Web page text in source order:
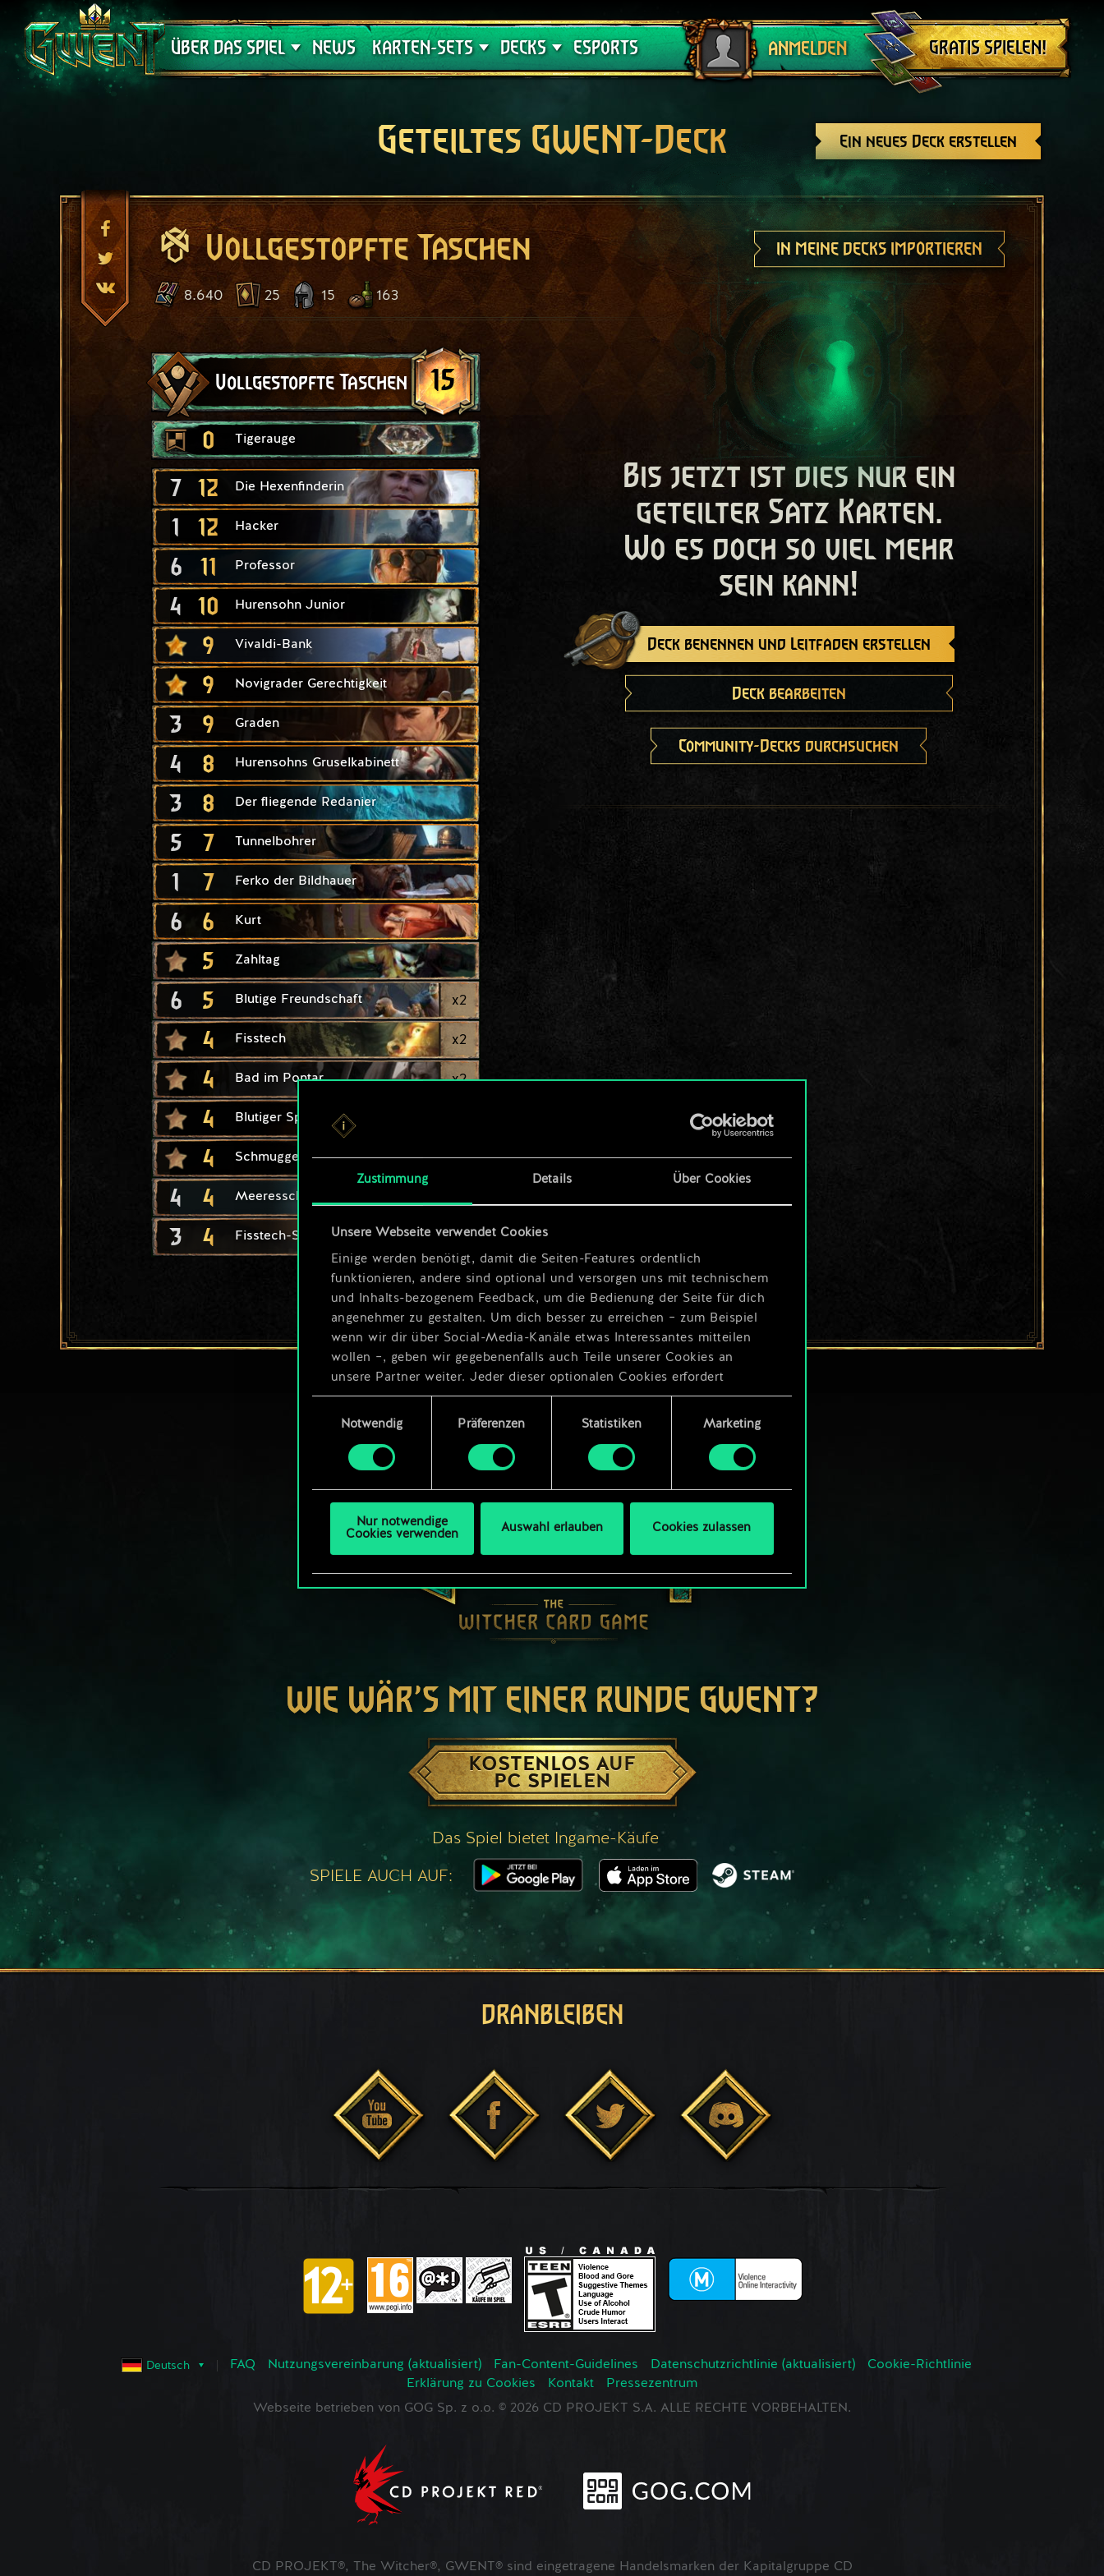
Zustimmung Details Über Cookies
Unsere Webseite verwendet Cookies
Einige werden benötigt, damit die Seiten-Features ordentlich
funktionieren, andere sind optional und versorgen uns mit technischem
und Inhalts-bezogenem Feedback, um die Bedienung der Seite für dich
angenehmer zu gestalten. Um dich besser zu erreichen – zum Beispiel
wenn wir dir über Social-Media-Kanäle etwas Interessantes mitteilen
wollen –, geben wir gegebenenfalls auch Teile unserer Cookies an
unsere Partner weiter. Jeder dieser optionalen Cookies erfordert
allerdings deine Zustimmung.
„Einstellungen“, wo du, falls gewünscht, auch alle Einstellungen rund
Notwendig
Präferenzen Statistiken Marketing
Nur notwendige
Cookies verwenden
Auswahl erlauben Cookies zulassen
ÜBER DAS SPIEL
Support
NEWS KARTEN-SETS
Crimson Curse
DECKS
Deck-Leitfäden
ESPORTS ANMELDEN
Abmelden
GRATIS SPIELEN!
Ein neues Deck erstellen
Geteiltes GWENT-Deck
Vollgestopfte Taschen IN MEINE DECKS IMPORTIEREN
8.640 25 15 163
Vollgestopfte Taschen 15
0 Tigerauge
7 12 Die Hexenfinderin
1 12 Hacker
6 11 Professor
4 10 Hurensohn Junior
9 Vivaldi-Bank
9 Novigrader Gerechtigkeit
3 9 Graden
4 8 Hurensohns Gruselkabinett
3 8 Der fliegende Redanier
5 7 Tunnelbohrer
1 7 Ferko der Bildhauer
6 6 Kurt
5 Zahltag
6 5 Blutige Freundschaft x2
4 Fisstech x2
4 Bad im Pontar x2
4 Blutiger Spaß
4 Schmuggel x2
4 4 Meeresschakal
3 4 Fisstech-Schmuggler
Bis jetzt ist dies nur ein
geteilter Satz Karten.
Wo es doch so viel mehr
sein kann!
Deck benennen und Leitfaden erstellen
Deck bearbeiten
Community-Decks durchsuchen
WIE WÄR’S MIT EINER RUNDE GWENT?
KOSTENLOS AUF
PC SPIELEN
Das Spiel bietet Ingame-Käufe
SPIELE AUCH AUF:
DRANBLEIBEN
Deutsch FAQ Nutzungsvereinbarung (aktualisiert) Fan-Content-Guidelines Datenschutzrichtlinie (aktualisiert)
Cookie-Richtlinie
Erklärung zu Cookies
Kontakt
Pressezentrum
Webseite betrieben von GOG Sp. z o.o. © 2026 CD PROJEKT S.A. ALLE RECHTE VORBEHALTEN.
CD PROJEKT®, The Witcher®, GWENT® sind eingetragene Handelsmarken der Kapitalgruppe CD